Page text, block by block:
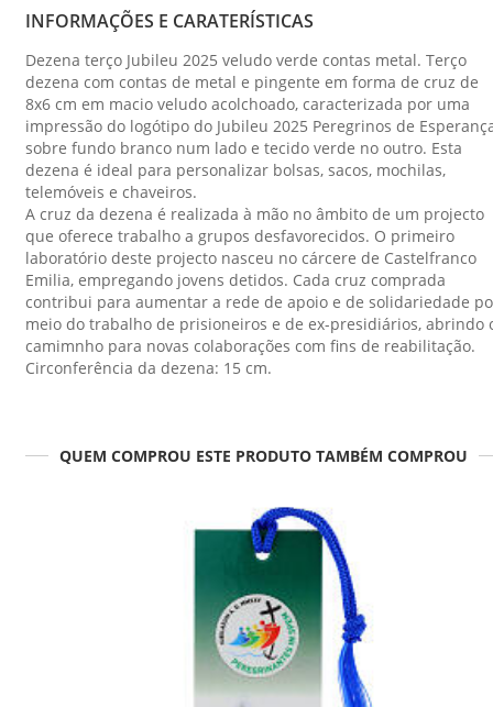
INFORMAÇÕES E CARATERÍSTICAS
Dezena terço Jubileu 2025 veludo verde contas metal. Terço
dezena com contas de metal e pingente em forma de cruz de
8x6 cm em macio veludo acolchoado, caracterizada por uma
impressão do logótipo do Jubileu 2025 Peregrinos de
sobre fundo branco num lado e tecido verde no outro. Esta
dezena é ideal para personalizar bolsas, sacos, mochilas,
telemóveis e chaveiros.
A cruz da dezena é realizada à mão no âmbito de um projecto
que oferece trabalho a grupos desfavorecidos. O primeiro
laboratório deste projecto nasceu no cárcere de Castelfranco
Emilia, empregando jovens detidos. Cada cruz comprada
contribui para aumentar a rede de apoio e de solidariedade
meio do trabalho de prisioneiros e de ex-presidiários, abrindo
camimnho para novas colaborações com fins de reabilitação.
Circonferência da dezena: 15 cm.
QUEM COMPROU ESTE PRODUTO TAMBÉM COMPROU